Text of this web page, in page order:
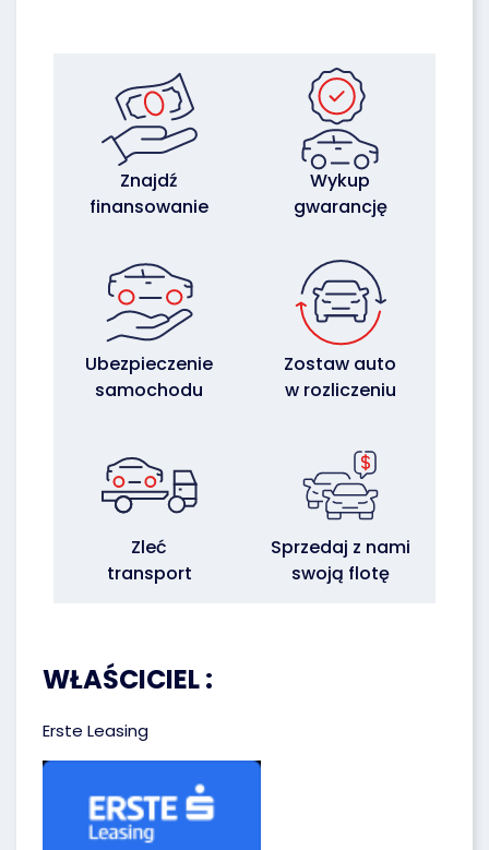
Znajdź
finansowanie
Wykup
gwarancję
Ubezpieczenie
samochodu
Zostaw auto
w rozliczeniu
Zleć
transport
Sprzedaj z nami
swoją flotę
WŁAŚCICIEL :
Erste Leasing